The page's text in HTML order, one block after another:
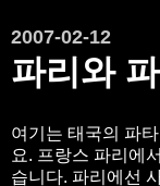
2007-02-12
파리와
여기는 태국의 파
요. 프랑스 파리에
습니다. 파리에선